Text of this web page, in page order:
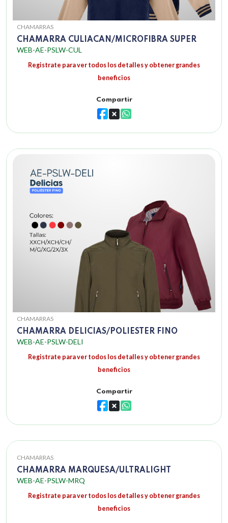
CHAMARRAS
CHAMARRA CULIACAN/MICROFIBRA SUPER
WEB-AE-PSLW-CUL
Registrate para ver todos los detalles y obtener grandes
beneficios
Compartir
CHAMARRAS
CHAMARRA DELICIAS/POLIESTER FINO
WEB-AE-PSLW-DELI
Registrate para ver todos los detalles y obtener grandes
beneficios
Compartir
CHAMARRAS
CHAMARRA MARQUESA/ULTRALIGHT
WEB-AE-PSLW-MRQ
Registrate para ver todos los detalles y obtener grandes
beneficios